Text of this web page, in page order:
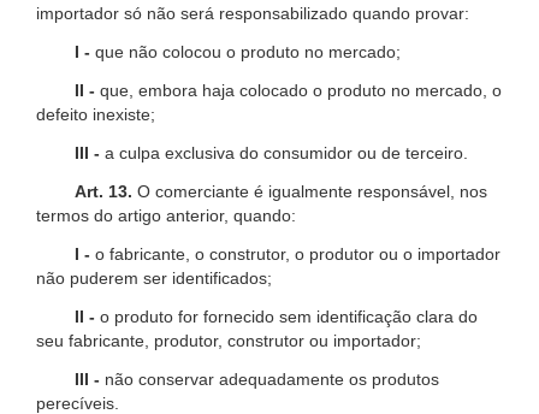
importador só não será responsabilizado quando provar:
I - que não colocou o produto no mercado;
II - que, embora haja colocado o produto no mercado, o
defeito inexiste;
III - a culpa exclusiva do consumidor ou de terceiro.
Art. 13. O comerciante é igualmente responsável, nos
termos do artigo anterior, quando:
I - o fabricante, o construtor, o produtor ou o importador
não puderem ser identificados;
II - o produto for fornecido sem identificação clara do
seu fabricante, produtor, construtor ou importador;
III - não conservar adequadamente os produtos
perecíveis.